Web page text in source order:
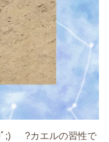
ﾟ;) ?カエルの習性で